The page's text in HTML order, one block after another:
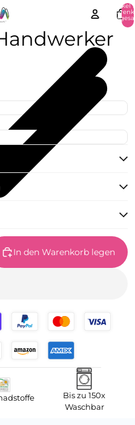
Artikel
In den Warenkorb legen
Bis zu 150x
Waschbar